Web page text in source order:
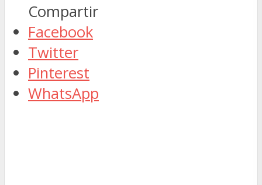
Compartir
Facebook
Twitter
Pinterest
WhatsApp